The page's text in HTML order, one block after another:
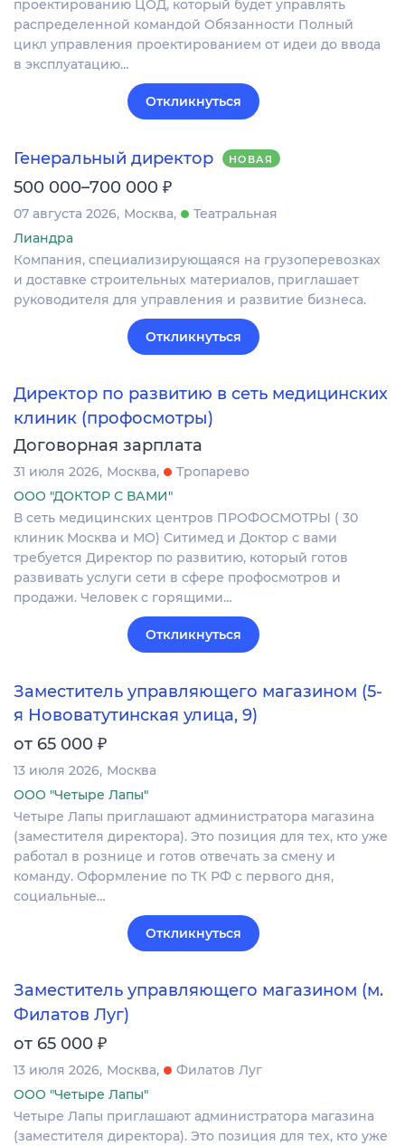
проектированию ЦОД, который будет управлять
распределенной командой Обязанности Полный
цикл управления проектированием от идеи до ввода
в эксплуатацию…
Откликнуться
Генеральный директор НОВАЯ
500 000–700 000 ₽
07 августа 2026 Москва
Театральная
Лиандра
Компания, специализирующаяся на грузоперевозках
и доставке строительных материалов, приглашает
руководителя для управления и развитие бизнеса.
Откликнуться
Директор по развитию в сеть медицинских
клиник (профосмотры)
Договорная зарплата
31 июля 2026 Москва
Тропарево
ООО "ДОКТОР С ВАМИ"
В сеть медицинских центров ПРОФОСМОТРЫ ( 30
клиник Москва и МО) Ситимед и Доктор с вами
требуется Директор по развитию, который готов
развивать услуги сети в сфере профосмотров и
продажи. Человек с горящими…
Откликнуться
Заместитель управляющего магазином (5-
я Нововатутинская улица, 9)
от 65 000 ₽
13 июля 2026 Москва
ООО "Четыре Лапы"
Четыре Лапы приглашают администратора магазина
(заместителя директора). Это позиция для тех, кто уже
работал в рознице и готов отвечать за смену и
команду. Оформление по ТК РФ с первого дня,
социальные…
Откликнуться
Заместитель управляющего магазином (м.
Филатов Луг)
от 65 000 ₽
13 июля 2026 Москва
Филатов Луг
ООО "Четыре Лапы"
Четыре Лапы приглашают администратора магазина
(заместителя директора). Это позиция для тех, кто уже